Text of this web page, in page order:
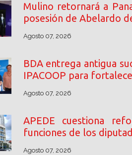
Mulino retornará a
posesión de Abelardo
Agosto 07, 2026
BDA entrega antigua
IPACOOP para
Agosto 07, 2026
APEDE cuestiona
funciones de los
Agosto 07, 2026